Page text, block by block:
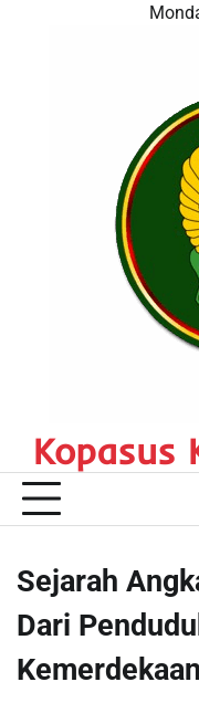
Kopasus
Sejarah
Dari
Kemerdekaan